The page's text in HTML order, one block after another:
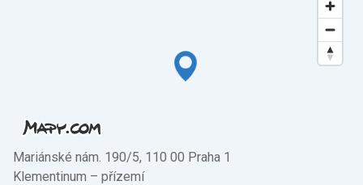
Mariánské nám. 190/5, 110 00 Praha 1
Klementinum –⁠ přízemí